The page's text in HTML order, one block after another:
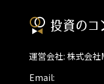
運営会社: 株式会
Email: